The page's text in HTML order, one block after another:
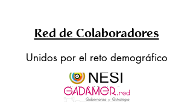
Red de Colaboradores
Unidos por el reto demográfico